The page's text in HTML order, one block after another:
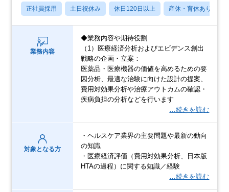
正社員採用 土日祝休み 休日120日以上 産休・育休あり
業務内容
◆業務内容や期待役割
（1）医療経済分析およびエビデンス創出
戦略の企画・立案：
医薬品・医療機器の価値を高めるための要
因分析、最適な治験に向けた設計の提案、
費用対効果分析や治療アウトカムの確認・
疾病負担の分析などを行います
…続きを読む
対象となる方
・ヘルスケア業界の主要問題や最新の動向
の知識
・医療経済評価（費用対効果分析、日本版
HTAの過程）に関する知識／経験
…続きを読む